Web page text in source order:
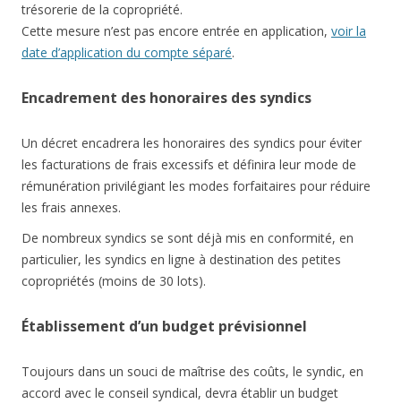
trésorerie de la copropriété.
Cette mesure n’est pas encore entrée en application, voir la
date d’application du compte séparé.
Encadrement des honoraires des syndics
Un décret encadrera les honoraires des syndics pour éviter
les facturations de frais excessifs et définira leur mode de
rémunération privilégiant les modes forfaitaires pour réduire
les frais annexes.
De nombreux syndics se sont déjà mis en conformité, en
particulier, les syndics en ligne à destination des petites
copropriétés (moins de 30 lots).
Établissement d’un budget prévisionnel
Toujours dans un souci de maîtrise des coûts, le syndic, en
accord avec le conseil syndical, devra établir un budget